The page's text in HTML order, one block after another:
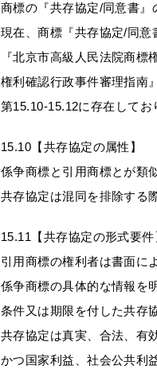
商標の『共存協定/同意書』
現在、商標『共存協定/同意
『北京市高級人民法院商標
権利確認行政事件審理指南
第15.10-15.12に存在してお
15.10【共存協定の属性】
係争商標と引用商標とが類
共存協定は混同を排除する
15.11【共存協定の形式要件
引用商標の権利者は書面に
係争商標の具体的な情報を
条件又は期限を付した共存
共存協定は真実、合法、有
かつ国家利益、社会公共利